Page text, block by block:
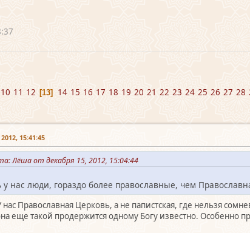
10 11 12 13 14 15 16 17 18 19 20 21 22 23 24 25 26 27 28
15:41:45
Лёша от декабря 15, 2012, 15:04:44
у нас люди, гораздо более православные, чем
нас Православная Церковь, а не папистская, где нельзя
еще такой продержится одному Богу известно. Особенно